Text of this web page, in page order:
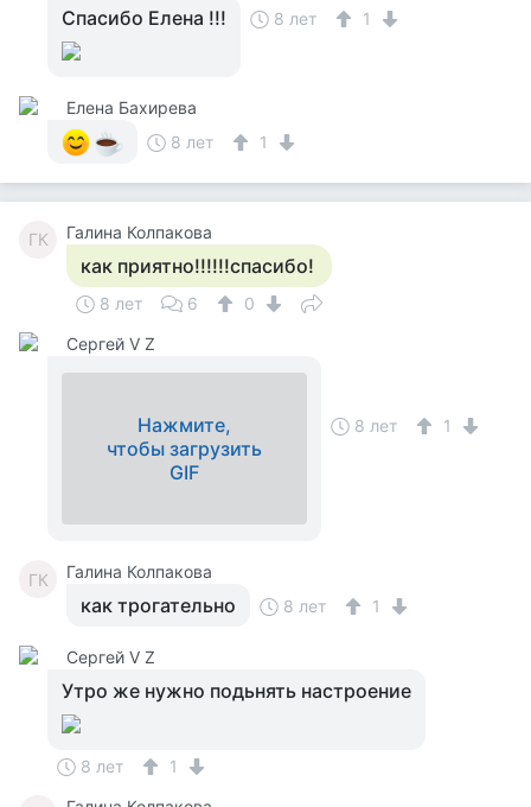
Спасибо Елена !!! 8 лет 1
Елена Бахирева
8 лет
1
ГК Галина Колпакова
как приятно!!!!!!спасибо!
8 лет 6
0
Сергей V Z
Нажмите,
чтобы загрузить
GIF
8 лет 1
ГК Галина Колпакова
как трогательно 8 лет 1
Сергей V Z
Утро же нужно подьнять настроение
8 лет 1